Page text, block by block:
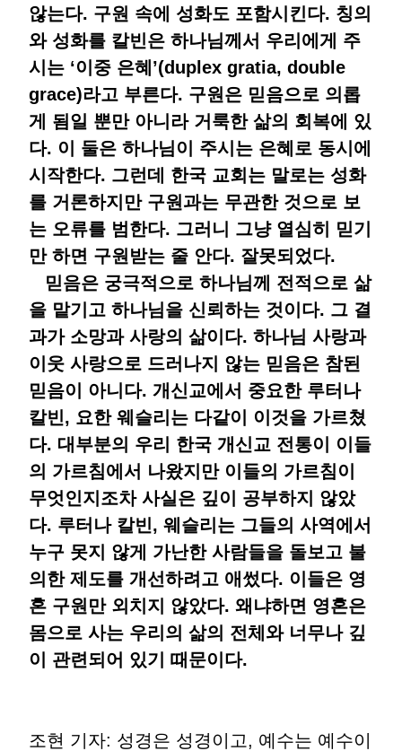
않는다. 구원 속에 성화도 포함시킨다. 칭의
와 성화를 칼빈은 하나님께서 우리에게 주
시는 ‘이중 은혜’(duplex gratia, double
grace)라고 부른다. 구원은 믿음으로 의롭
게 됨일 뿐만 아니라 거룩한 삶의 회복에 있
다. 이 둘은 하나님이 주시는 은혜로 동시에
시작한다. 그런데 한국 교회는 말로는 성화
를 거론하지만 구원과는 무관한 것으로 보
는 오류를 범한다. 그러니 그냥 열심히 믿기
만 하면 구원받는 줄 안다. 잘못되었다.
믿음은 궁극적으로 하나님께 전적으로 삶
을 맡기고 하나님을 신뢰하는 것이다. 그 결
과가 소망과 사랑의 삶이다. 하나님 사랑과
이웃 사랑으로 드러나지 않는 믿음은 참된
믿음이 아니다. 개신교에서 중요한 루터나
칼빈, 요한 웨슬리는 다같이 이것을 가르쳤
다. 대부분의 우리 한국 개신교 전통이 이들
의 가르침에서 나왔지만 이들의 가르침이
무엇인지조차 사실은 깊이 공부하지 않았
다. 루터나 칼빈, 웨슬리는 그들의 사역에서
누구 못지 않게 가난한 사람들을 돌보고 불
의한 제도를 개선하려고 애썼다. 이들은 영
혼 구원만 외치지 않았다. 왜냐하면 영혼은
몸으로 사는 우리의 삶의 전체와 너무나 깊
이 관련되어 있기 때문이다.
조현 기자: 성경은 성경이고, 예수는 예수이